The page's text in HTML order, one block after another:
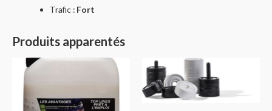
Trafic : Fort
Produits apparentés